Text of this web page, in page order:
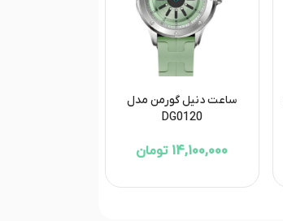
ساعت دنیل گورمن مدل
DG0120
14,100,000 تومان